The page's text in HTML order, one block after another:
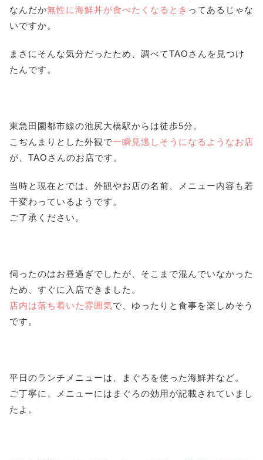
なんだか無性に海鮮丼が食べたくなるとき ってあるじゃな
いですか。
まさにそんな気分だったため、調べてTAOさんを見つけ
たんです。
東急田園都市線の池尻大橋駅からは徒歩5分。
こぢんまりとした外観で一瞬見逃しそうになるようなお店
が、TAOさんのお店です。
当時と現在とでは、外観やお店の名前、メニュー内容も若
干変わっているようです。
ご了承ください。
伺ったのはお昼過ぎでしたが、そこまで混んでいなかった
ため、すぐに入店できました。
店内は落ち着いた雰囲気で、ゆったりと食事を楽しめそう
です。
平日のランチメニューは、まぐろを使った海鮮丼など。
ご丁寧に、メニューにはまぐろの効用が記載されていまし
たよ。